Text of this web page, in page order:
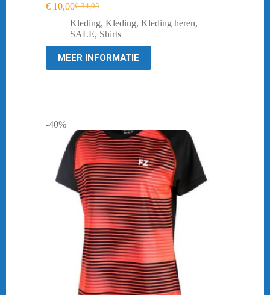
€34,95
Oorspronkelijke
prijs
was:
€ 34,95.
€ 10,00Huidige
prijs
is:
€ 10,00.
Kleding, Kleding, Kleding heren,
SALE, Shirts
MEER INFORMATIE
-40%